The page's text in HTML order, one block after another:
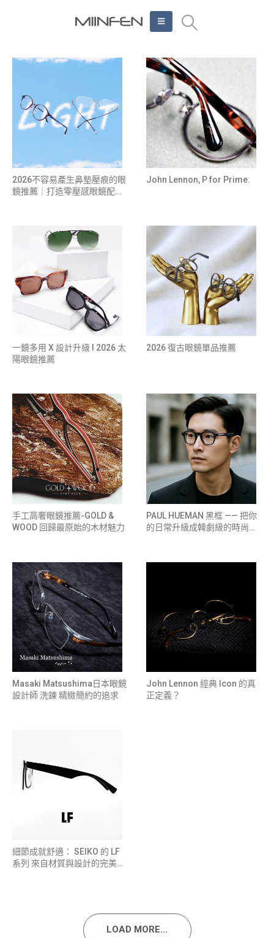
2026不容易產生鼻墊壓痕的眼
鏡推薦｜打造零壓感眼鏡配戴
John Lennon, P for Prime.
一鏡多用 X 設計升級 l 2026 太
陽眼鏡推薦
2026 復古眼鏡單品推薦
手工高奢眼鏡推薦-GOLD &
WOOD 回歸最原始的木材魅力
PAUL HUEMAN 黑框 —— 把你
的日常升級成韓劇級的時尚鏡
Masaki Matsushima日本眼鏡
設計師 洗鍊 精緻簡約的追求
John Lennon 經典 Icon 的真
正定義？
細節成就舒適： SEIKO 的 LF
系列 來自材質與設計的完美貼
LOAD MORE...